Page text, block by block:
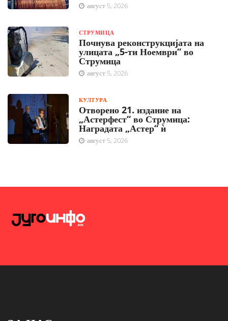
август 5, 2026
СТРУМИЦА
Почнува реконструкцијата на
улицата „5-ти Ноември“ во
Струмица
август 5, 2026
КУЛТУРА
Отворено 21. издание на
„Астерфест“ во Струмица:
Наградата „Астер“ ѝ
август 5, 2026